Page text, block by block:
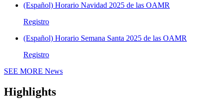
(Español) Horario Navidad 2025 de las OAMR
Registro
(Español) Horario Semana Santa 2025 de las OAMR
Registro
SEE MORE News
Highlights